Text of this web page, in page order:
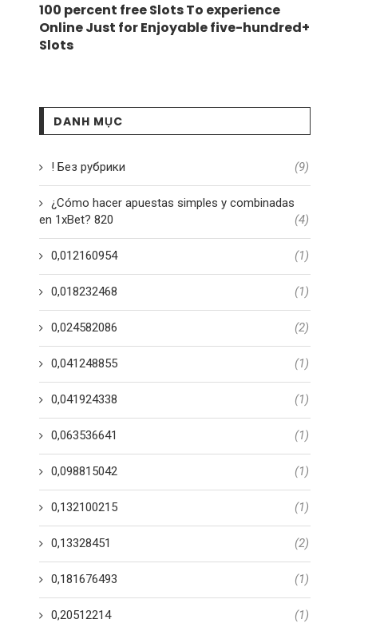
100 percent free Slots To experience
Online Just for Enjoyable five-hundred+
Slots
DANH MỤC
! Без рубрики (9)
¿Cómo hacer apuestas simples y combinadas
en 1xBet? 820
(4)
0,012160954 (1)
0,018232468 (1)
0,024582086 (2)
0,041248855 (1)
0,041924338 (1)
0,063536641 (1)
0,098815042 (1)
0,132100215 (1)
0,13328451 (2)
0,181676493 (1)
0,20512214 (1)